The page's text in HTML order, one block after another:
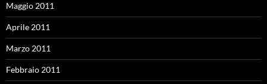
Maggio 2011
Aprile 2011
Marzo 2011
Febbraio 2011